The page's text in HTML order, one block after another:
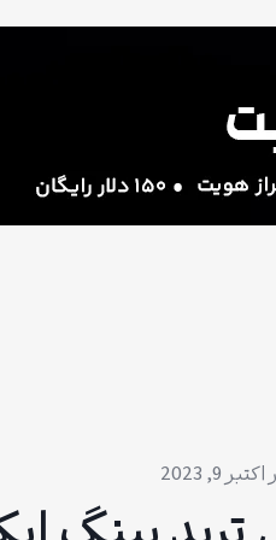
اکتبر 9, 2023